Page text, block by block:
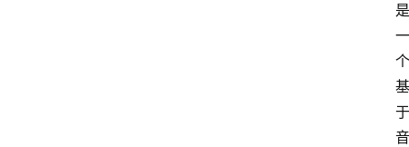
是
一
个
基
于
音